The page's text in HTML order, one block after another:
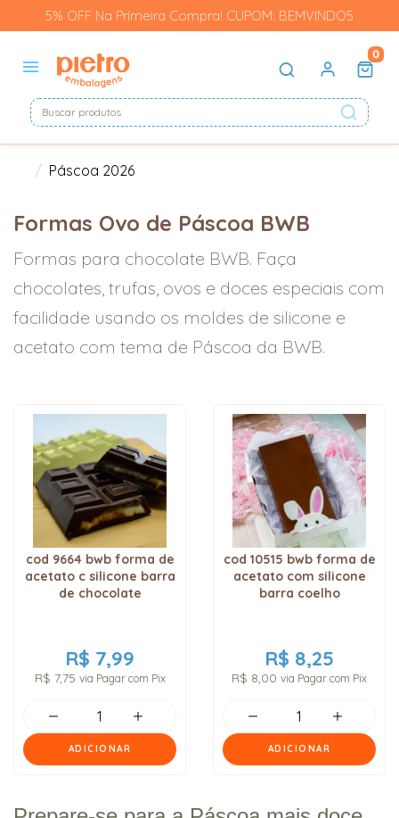
5% OFF Na Primeira Compra! CUPOM: BEMVINDO5
0
Páscoa 2026
Formas Ovo de Páscoa BWB
Formas para chocolate BWB. Faça
chocolates, trufas, ovos e doces especiais com
facilidade usando os moldes de silicone e
acetato com tema de Páscoa da BWB.
cod 9664 bwb forma de
acetato c silicone barra
de chocolate
R$ 7,99
R$ 7,75 via Pagar com Pix
ADICIONAR
cod 10515 bwb forma de
acetato com silicone
barra coelho
R$ 8,25
R$ 8,00 via Pagar com Pix
ADICIONAR